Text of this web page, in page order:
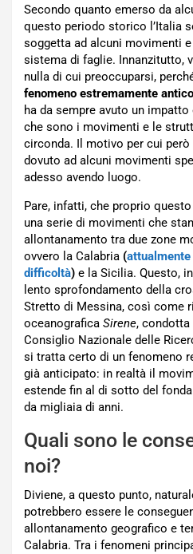
Secondo quanto emerso da
questo periodo storico l’Italia
soggetta ad alcuni movimenti
sistema di faglie. Innanzitutto,
nulla di cui preoccuparsi,
fenomeno estremamente antico
ha da sempre avuto un
che sono i movimenti e le
circonda. Il motivo per cui
dovuto ad alcuni movimenti
adesso avendo luogo.
Pare, infatti, che proprio
una serie di movimenti che
allontanamento tra due zone
ovvero la Calabria (
difficoltà) e la Sicilia. Questo,
lento sprofondamento della
Stretto di Messina, così come
oceanografica Sirene, condotta
Consiglio Nazionale delle
si tratta certo di un fenomeno
già anticipato: in realtà il
estende fin al di sotto del
da migliaia di anni.
Quali sono le
noi?
Diviene, a questo punto,
potrebbero essere le
allontanamento geografico e
Calabria. Tra i fenomeni